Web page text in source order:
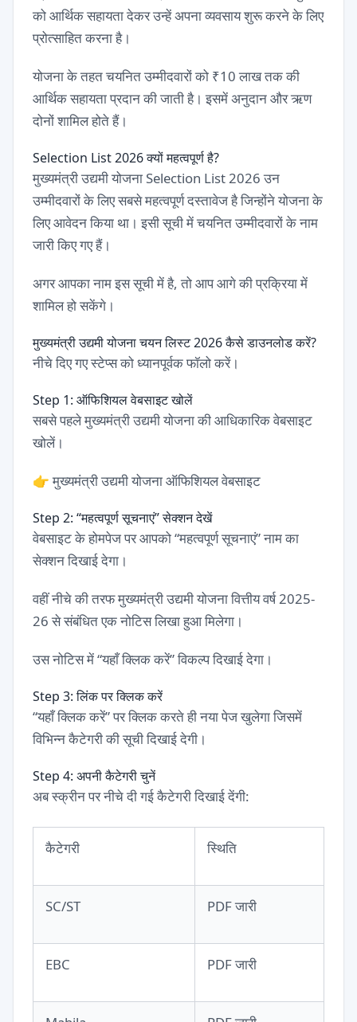
को आर्थिक सहायता देकर उन्हें अपना व्यवसाय शुरू करने के लिए
प्रोत्साहित करना है।
योजना के तहत चयनित उम्मीदवारों को ₹10 लाख तक की
आर्थिक सहायता प्रदान की जाती है। इसमें अनुदान और ऋण
दोनों शामिल होते हैं।
Selection List 2026 क्यों महत्वपूर्ण है?
मुख्यमंत्री उद्यमी योजना Selection List 2026 उन
उम्मीदवारों के लिए सबसे महत्वपूर्ण दस्तावेज है जिन्होंने योजना के
लिए आवेदन किया था। इसी सूची में चयनित उम्मीदवारों के नाम
जारी किए गए हैं।
अगर आपका नाम इस सूची में है, तो आप आगे की प्रक्रिया में
शामिल हो सकेंगे।
मुख्यमंत्री उद्यमी योजना चयन लिस्ट 2026 कैसे डाउनलोड करें?
नीचे दिए गए स्टेप्स को ध्यानपूर्वक फॉलो करें।
Step 1: ऑफिशियल वेबसाइट खोलें
सबसे पहले मुख्यमंत्री उद्यमी योजना की आधिकारिक वेबसाइट
खोलें।
👉मुख्यमंत्री उद्यमी योजना ऑफिशियल वेबसाइट
Step 2: “महत्वपूर्ण सूचनाएं” सेक्शन देखें
वेबसाइट के होमपेज पर आपको “महत्वपूर्ण सूचनाएं” नाम का
सेक्शन दिखाई देगा।
वहीं नीचे की तरफ मुख्यमंत्री उद्यमी योजना वित्तीय वर्ष 2025-
26 से संबंधित एक नोटिस लिखा हुआ मिलेगा।
उस नोटिस में “यहाँ क्लिक करें” विकल्प दिखाई देगा।
Step 3: लिंक पर क्लिक करें
“यहाँ क्लिक करें” पर क्लिक करते ही नया पेज खुलेगा जिसमें
विभिन्न कैटेगरी की सूची दिखाई देगी।
Step 4: अपनी कैटेगरी चुनें
अब स्क्रीन पर नीचे दी गई कैटेगरी दिखाई देंगी:
कैटेगरी स्थिति
SC/ST PDF जारी
EBC PDF जारी